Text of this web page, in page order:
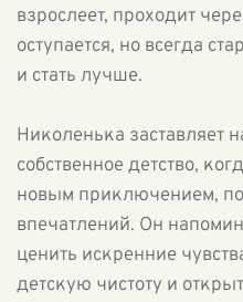
взрослеет, проходит
оступается, но всегда
и стать лучше.
Николенька заставляет
собственное детство,
новым приключением,
впечатлений. Он
ценить искренние
детскую чистоту и